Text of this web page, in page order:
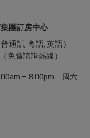
瀏覽房價
瀏覽房價
瀏覽房價
瀏覽房價
瀏覽房價
瀏覽房價
瀏覽房價
團訂房中心
通話, 粵語, 英語）
（免費諮詢熱線）
– 8:00pm 周六